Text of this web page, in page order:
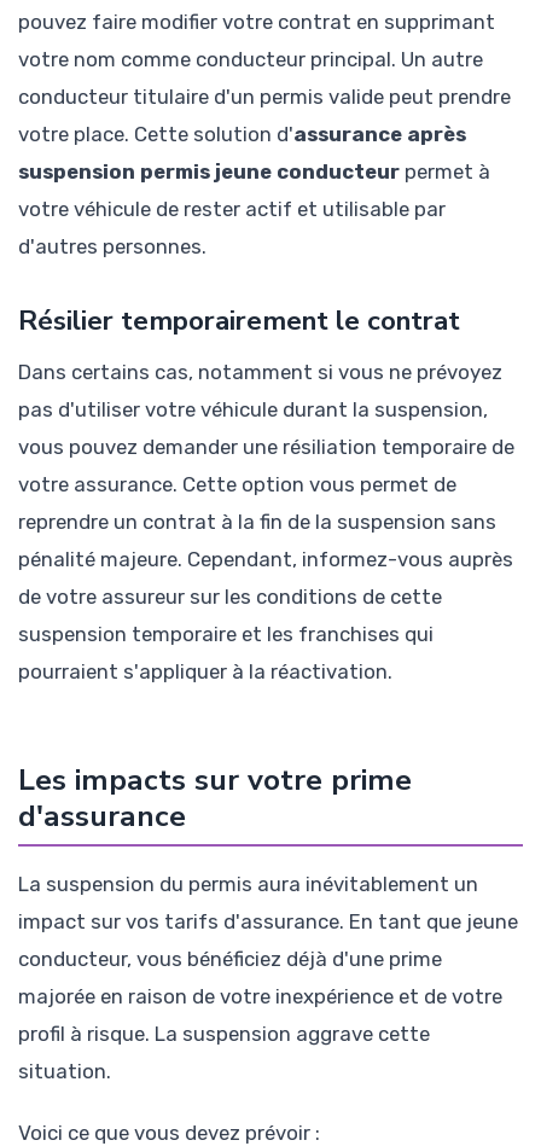
pouvez faire modifier votre contrat en supprimant
votre nom comme conducteur principal. Un autre
conducteur titulaire d'un permis valide peut prendre
votre place. Cette solution d'assurance après
suspension permis jeune conducteur permet à
votre véhicule de rester actif et utilisable par
d'autres personnes.
Résilier temporairement le contrat
Dans certains cas, notamment si vous ne prévoyez
pas d'utiliser votre véhicule durant la suspension,
vous pouvez demander une résiliation temporaire de
votre assurance. Cette option vous permet de
reprendre un contrat à la fin de la suspension sans
pénalité majeure. Cependant, informez-vous auprès
de votre assureur sur les conditions de cette
suspension temporaire et les franchises qui
pourraient s'appliquer à la réactivation.
Les impacts sur votre prime
d'assurance
La suspension du permis aura inévitablement un
impact sur vos tarifs d'assurance. En tant que jeune
conducteur, vous bénéficiez déjà d'une prime
majorée en raison de votre inexpérience et de votre
profil à risque. La suspension aggrave cette
situation.
Voici ce que vous devez prévoir :